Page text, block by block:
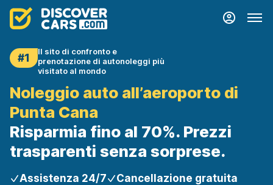
#1
Il sito di confronto e
prenotazione di autonoleggi più
visitato al mondo
Noleggio auto all’aeroporto di
Punta Cana
Risparmia fino al 70%. Prezzi
trasparenti senza sorprese.
Assistenza 24/7 Cancellazione gratuita